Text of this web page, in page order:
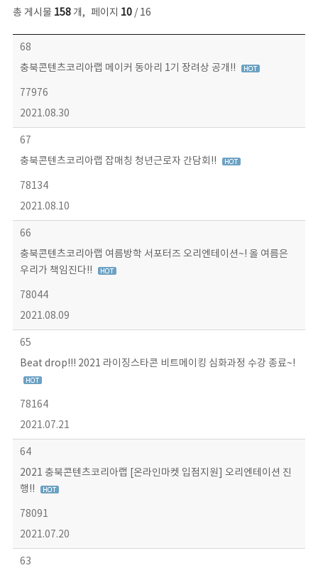
총 게시물 158개, 페이지 10/ 16
콘텐츠이슈 목록 - 번호, 제목, 작성자, 파일, 조회수, 작성일 정보 제공
68
충북콘텐츠코리아랩 메이커 동아리 1기 장려상 공개!!
77976
2021.08.30
67
충북콘텐츠코리아랩 잡매칭 청년근로자 간담회!!
78134
2021.08.10
66
충북콘텐츠코리아랩 여름방학 서포터즈 오리엔테이션~! 올 여름은
우리가 책임진다!!
78044
2021.08.09
65
Beat drop!!! 2021 라이징스타콘 비트메이킹 심화과정 수강 종료~!
78164
2021.07.21
64
2021 충북콘텐츠코리아랩 [온라인마켓 입점지원] 오리엔테이션 진
행!!
78091
2021.07.20
63